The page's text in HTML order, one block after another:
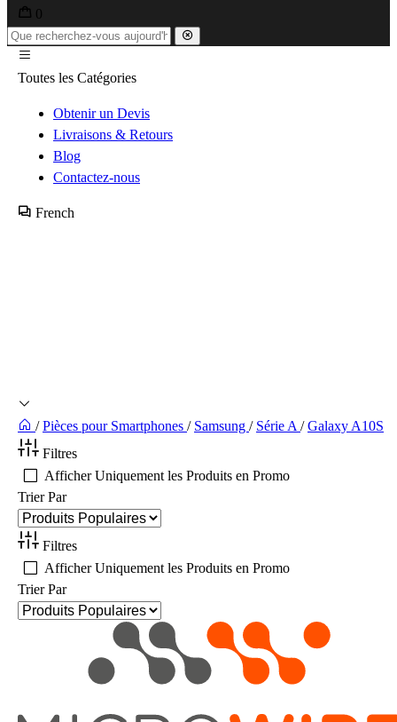
0
Toutes les Catégories
Obtenir un Devis
Livraisons & Retours
Blog
Contactez-nous
French
/ Pièces pour Smartphones / Samsung / Série A/ Galaxy A10S
Filtres
Afficher Uniquement les Produits en Promo
Trier Par
Filtres
Afficher Uniquement les Produits en Promo
Trier Par